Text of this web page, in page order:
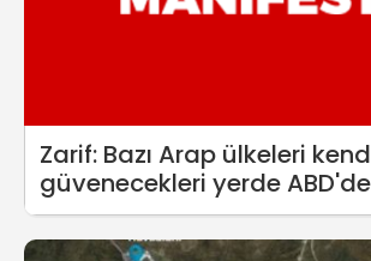
Zarif: Bazı Arap ülkeleri
güvenecekleri yerde
talep ediyorlar